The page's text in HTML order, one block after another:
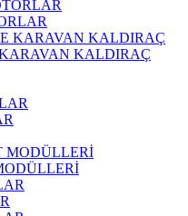
KALDIRAÇ